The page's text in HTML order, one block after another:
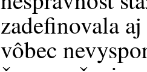
zadefinovala
vôbec